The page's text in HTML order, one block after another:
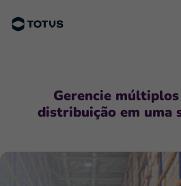
Gerencie
distribuição em uma